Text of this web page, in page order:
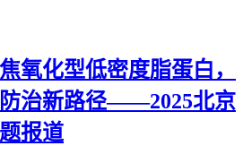
氧化型低密度脂蛋白，
治新路径——2025北京
报道